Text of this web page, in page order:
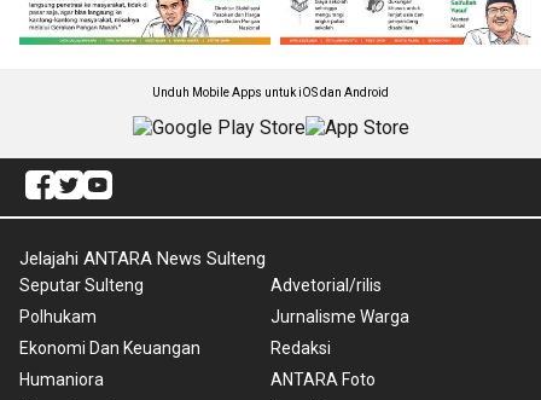
Unduh Mobile Apps untuk iOS dan Android
Jelajahi ANTARA News Sulteng
Seputar Sulteng
Polhukam
Ekonomi Dan Keuangan
Humaniora
Advetorial/rilis
Jurnalisme Warga
Redaksi
ANTARA Foto